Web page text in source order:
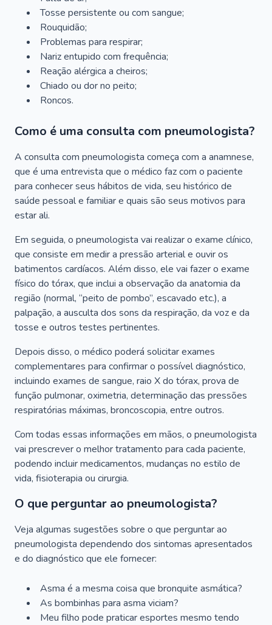
Tosse persistente ou com sangue;
Rouquidão;
Problemas para respirar;
Nariz entupido com frequência;
Reação alérgica a cheiros;
Chiado ou dor no peito;
Roncos.
Como é uma consulta com pneumologista?
A consulta com pneumologista começa com a anamnese,
que é uma entrevista que o médico faz com o paciente
para conhecer seus hábitos de vida, seu histórico de
saúde pessoal e familiar e quais são seus motivos para
estar ali.
Em seguida, o pneumologista vai realizar o exame clínico,
que consiste em medir a pressão arterial e ouvir os
batimentos cardíacos. Além disso, ele vai fazer o exame
físico do tórax, que inclui a observação da anatomia da
região (normal, “peito de pombo”, escavado etc.), a
palpação, a ausculta dos sons da respiração, da voz e da
tosse e outros testes pertinentes.
Depois disso, o médico poderá solicitar exames
complementares para confirmar o possível diagnóstico,
incluindo exames de sangue, raio X do tórax, prova de
função pulmonar, oximetria, determinação das pressões
respiratórias máximas, broncoscopia, entre outros.
Com todas essas informações em mãos, o pneumologista
vai prescrever o melhor tratamento para cada paciente,
podendo incluir medicamentos, mudanças no estilo de
vida, fisioterapia ou cirurgia.
O que perguntar ao pneumologista?
Veja algumas sugestões sobre o que perguntar ao
pneumologista dependendo dos sintomas apresentados
e do diagnóstico que ele fornecer:
Asma é a mesma coisa que bronquite asmática?
As bombinhas para asma viciam?
Meu filho pode praticar esportes mesmo tendo